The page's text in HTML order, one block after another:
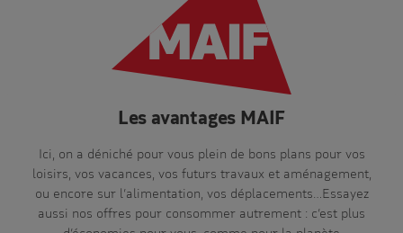
Les avantages MAIF
Ici, on a déniché pour vous plein de bons plans pour vos
loisirs, vos vacances, vos futurs travaux et aménagement,
ou encore sur l’alimentation, vos déplacements…Essayez
aussi nos offres pour consommer autrement : c’est plus